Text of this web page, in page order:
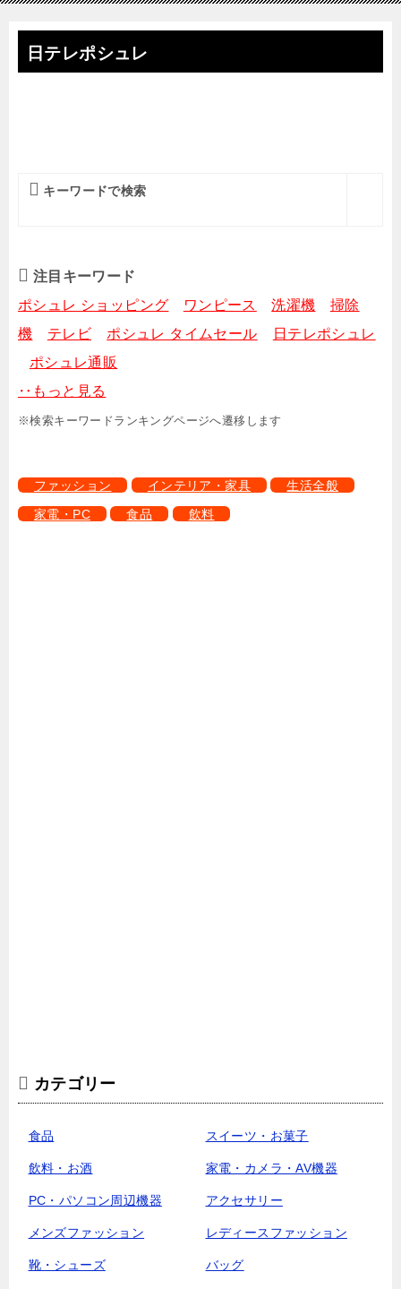
日テレポシュレ
キーワードで検索
注目キーワード
ポシュレ ショッピング
ワンピース 洗濯機
掃除
機
テレビ ポシュレ タイムセール
日テレポシュレ
ポシュレ通販
‥もっと見る
※検索キーワードランキングページへ遷移します
ファッション インテリア・家具
生活全般
家電・PC
食品 飲料
カテゴリー
食品 スイーツ・お菓子
飲料・お酒 家電・カメラ・AV機器
PC・パソコン周辺機器 アクセサリー
メンズファッション レディースファッション
靴・シューズ バッグ